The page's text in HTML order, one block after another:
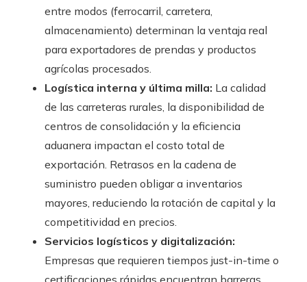
entre modos (ferrocarril, carretera,
almacenamiento) determinan la ventaja real
para exportadores de prendas y productos
agrícolas procesados.
Logística interna y última milla: La calidad
de las carreteras rurales, la disponibilidad de
centros de consolidación y la eficiencia
aduanera impactan el costo total de
exportación. Retrasos en la cadena de
suministro pueden obligar a inventarios
mayores, reduciendo la rotación de capital y la
competitividad en precios.
Servicios logísticos y digitalización:
Empresas que requieren tiempos just-in-time o